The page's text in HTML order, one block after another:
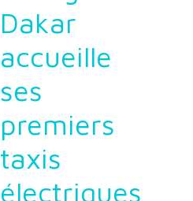
Dakar
accueille
ses
premiers
taxis
électriques